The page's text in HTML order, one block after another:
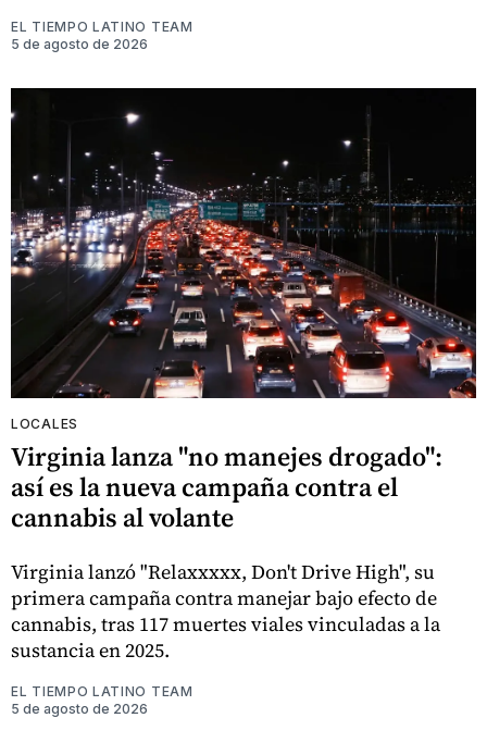
EL TIEMPO LATINO TEAM
5 de agosto de 2026
LOCALES
Virginia lanza "no manejes drogado":
así es la nueva campaña contra el
cannabis al volante
Virginia lanzó "Relaxxxxx, Don't Drive High", su
primera campaña contra manejar bajo efecto de
cannabis, tras 117 muertes viales vinculadas a la
sustancia en 2025.
EL TIEMPO LATINO TEAM
5 de agosto de 2026